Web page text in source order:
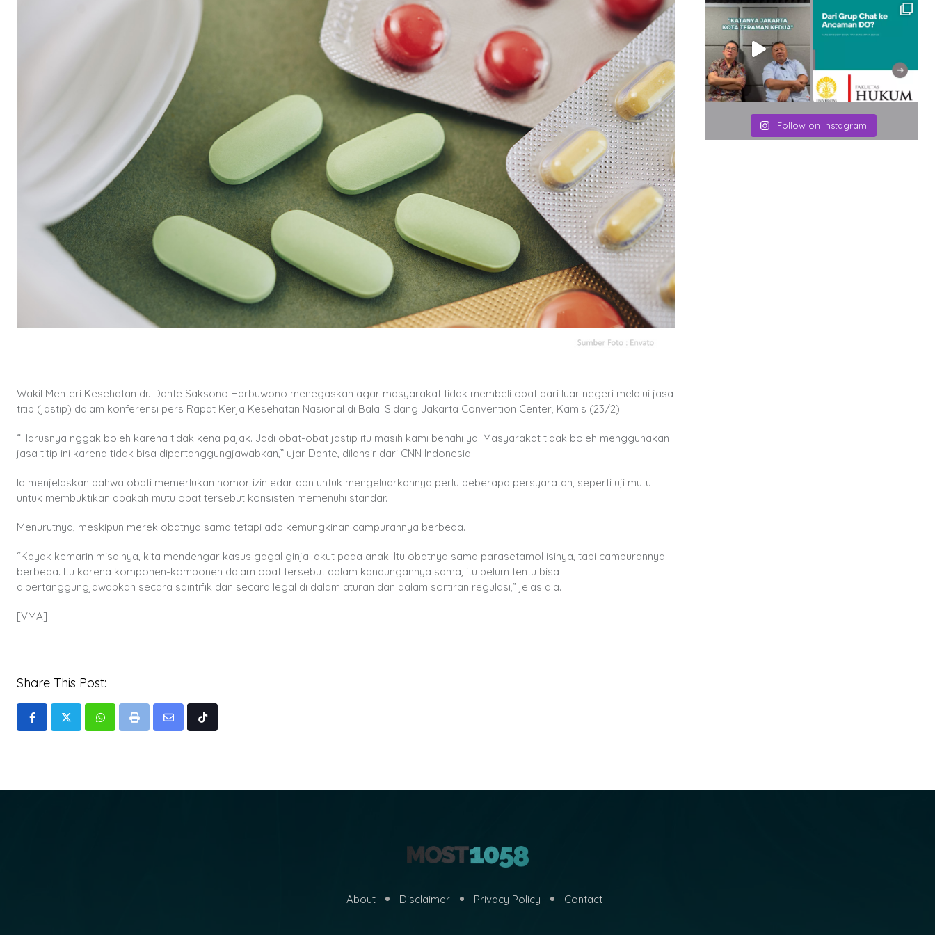
Wakil Menteri Kesehatan dr. Dante Saksono Harbuwono menegaskan agar masyarakat tidak membeli obat dari luar negeri melalui jasa
titip (jastip) dalam konferensi pers Rapat Kerja Kesehatan Nasional di Balai Sidang Jakarta Convention Center, Kamis (23/2).
“Harusnya nggak boleh karena tidak kena pajak. Jadi obat-obat jastip itu masih kami benahi ya. Masyarakat tidak boleh menggunakan
jasa titip ini karena tidak bisa dipertanggungjawabkan,” ujar Dante, dilansir dari CNN Indonesia.
Ia menjelaskan bahwa obati memerlukan nomor izin edar dan untuk mengeluarkannya perlu beberapa persyaratan, seperti uji mutu
untuk membuktikan apakah mutu obat tersebut konsisten memenuhi standar.
Menurutnya, meskipun merek obatnya sama tetapi ada kemungkinan campurannya berbeda.
“Kayak kemarin misalnya, kita mendengar kasus gagal ginjal akut pada anak. Itu obatnya sama parasetamol isinya, tapi campurannya
berbeda. Itu karena komponen-komponen dalam obat tersebut dalam kandungannya sama, itu belum tentu bisa
dipertanggungjawabkan secara saintifik dan secara legal di dalam aturan dan dalam sortiran regulasi,” jelas dia.
[VMA]
Share This Post:
WhatsappPrint
Share
Tiktok
Follow on Instagram
About Disclaimer Privacy Policy Contact